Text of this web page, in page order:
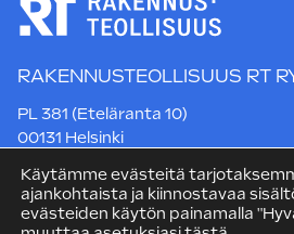
RAKENNUSTEOLLISUUS RT
PL 381 (Eteläranta 10)
00131 Helsinki
rt@rakennusteollisuus.fi
Käytämme evästeitä
ajankohtaista ja kiinnostavaa
evästeiden käytön painamalla